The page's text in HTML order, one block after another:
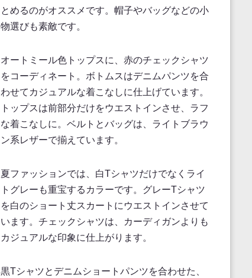
とめるのがオススメです。帽子やバッグなどの小
物選びも素敵です。
オートミール色トップスに、赤のチェックシャツ
をコーディネート。ボトムスはデニムパンツを合
わせてカジュアルな着こなしに仕上げています。
トップスは前部分だけをウエストインさせ、ラフ
な着こなしに。ベルトとバッグは、ライトブラウ
ン系レザーで揃えています。
夏ファッションでは、白Tシャツだけでなくライ
トグレーも重宝するカラーです。グレーTシャツ
を白のショート丈スカートにウエストインさせて
います。チェックシャツは、カーディガンよりも
カジュアルな印象に仕上がります。
黒Tシャツとデニムショートパンツを合わせた、